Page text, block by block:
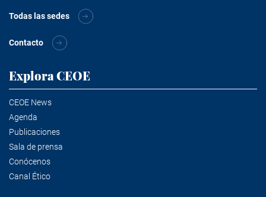
Todas las sedes
Contacto
Explora CEOE
CEOE News
Agenda
Publicaciones
Sala de prensa
Conócenos
Canal Ético